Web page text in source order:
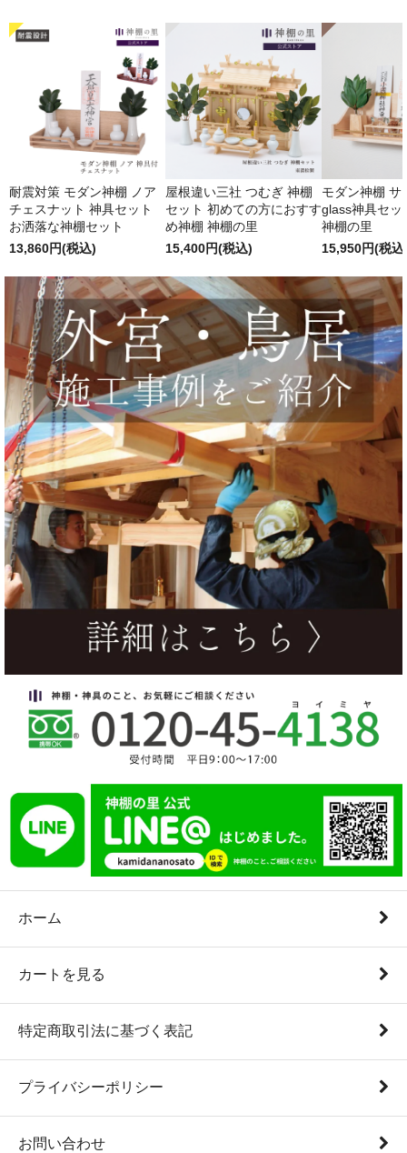
耐震対策 モダン神棚 ノア
チェスナット 神具セット
お洒落な神棚セット
13,860円(税込)
屋根違い三社 つむぎ 神棚
セット 初めての方におすす
め神棚 神棚の里
15,400円(税込)
モダン神棚 サ
glass神具セッ
神棚の里
15,950円(税込
ホーム
カートを見る
特定商取引法に基づく表記
プライバシーポリシー
お問い合わせ